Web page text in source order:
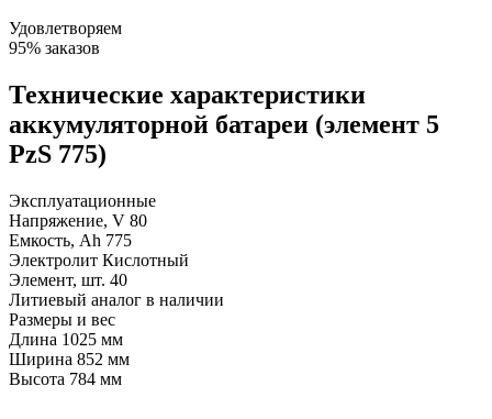
Удовлетворяем
95% заказов
Технические характеристики
аккумуляторной батареи (элемент 5
PzS 775)
Эксплуатационные
Напряжение, V 80
Емкость, Ah 775
Электролит Кислотный
Элемент, шт. 40
Литиевый аналог в наличии
Размеры и вес
Длина 1025 мм
Ширина 852 мм
Высота 784 мм